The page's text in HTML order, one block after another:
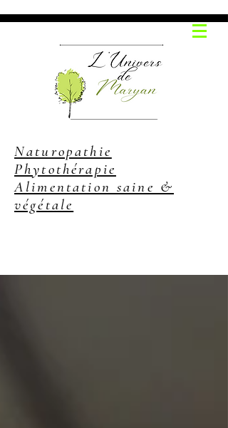
Naturopathie
Phytothérapie
Alimentation saine &
végétale